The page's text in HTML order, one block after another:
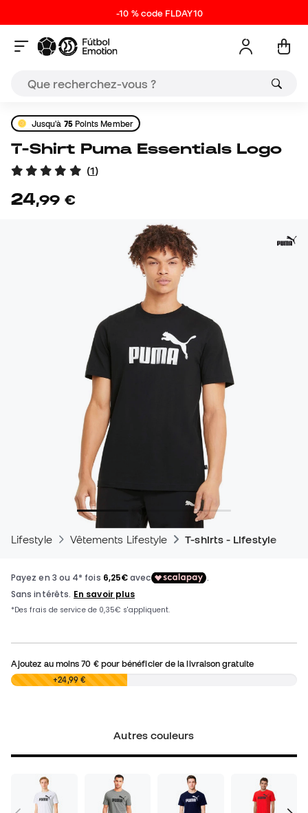
-10 % code FLDAY10
Jusqu'à 75Points Member
T-Shirt Puma Essentials Logo
(1)
24,99 €
Lifestyle Vêtements Lifestyle T-shirts - Lifestyle
Ajoutez au moins70 €pour bénéficier de la livraison gratuite
0,00 € +24,99 €
Autres couleurs